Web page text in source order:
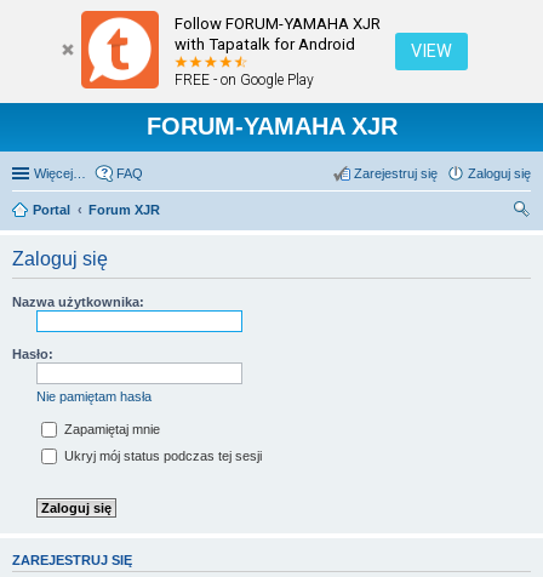
Follow FORUM-YAMAHA XJR
with Tapatalk for Android
FREE - on Google Play
VIEW
FORUM-YAMAHA XJR
Więcej… FAQ Zaloguj się
Zarejestruj się
Portal
Forum XJR
Zaloguj się
Nazwa użytkownika:
Hasło:
Nie pamiętam hasła
Zapamiętaj mnie
Ukryj mój status podczas tej sesji
ZAREJESTRUJ SIĘ